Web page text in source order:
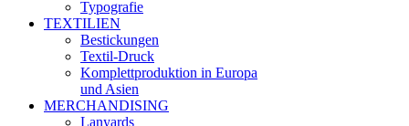
Typografie
TEXTILIEN
Bestickungen
Textil-Druck
Komplettproduktion in Europa
und Asien
MERCHANDISING
Lanyards